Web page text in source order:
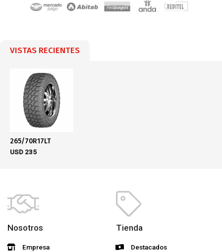
VISTAS RECIENTES
265/70R17LT
USD 235
Nosotros
Empresa
Tienda
Destacados